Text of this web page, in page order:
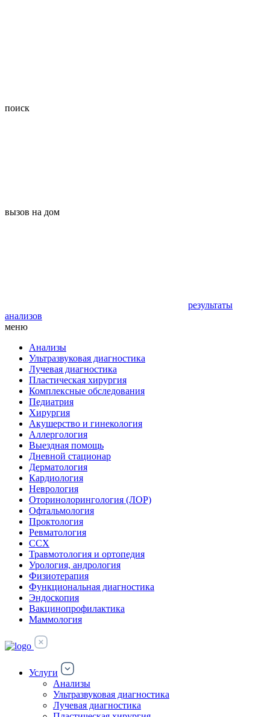
поиск
вызов на дом
результаты
анализов
меню
Анализы
Ультразвуковая диагностика
Лучевая диагностика
Пластическая хирургия
Комплексные обследования
Педиатрия
Хирургия
Акушерство и гинекология
Аллергология
Выездная помощь
Дневной стационар
Дерматология
Кардиология
Неврология
Оторинолорингология (ЛОР)
Офтальмология
Проктология
Ревматология
ССХ
Травмотология и ортопедия
Урология, андрология
Физиотерапия
Функциональная диагностика
Эндоскопия
Вакцинопрофилактика
Маммология
Услуги
Анализы
Ультразвуковая диагностика
Лучевая диагностика